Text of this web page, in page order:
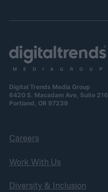
Digital Trends Media Group
6420 S. Macadam Ave, Suite 216
Portland, OR 97239
Careers
Work With Us
Diversity & Inclusion